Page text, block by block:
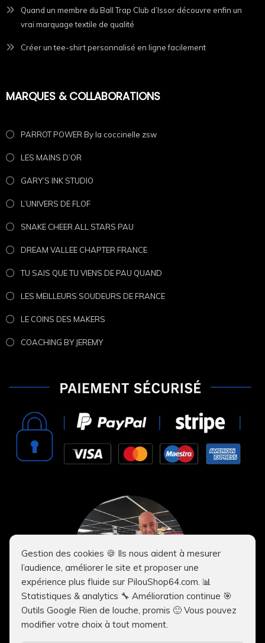
Gestion des cookies 🍪 Ils nous aident à mesurer
l’audience, améliorer le site et proposer une
expérience plus fluide sur PilouShop64.com. 📊
Statistiques & analytics 🔧 Amélioration continue 🎯
Outils Google Rien de louche, promis 🙂 Vous pouvez
modifier votre choix à tout moment.
• Blanc
Tailles : XS à 5XL
graphiques et descriptions présents sur cette fiche produit
la propriété intellectuelle.
Toute reproduction, extraction, adaptation, diffusion ou
sans autorisation écrite préalable de
reproduction non autorisée pourra faire l’objet d’une demande de
prévues par la législation en vigueur.
Quand un membre du Ball Trap Club d’Issor découvre enfin un
vrai marquage textile de qualité
Créer un tee-shirt personnalisé en ligne facilement
MARQUES & COLLABORATIONS
PARROT POWER By la coccinelle zsw
LES MAINS D’OR
GARY’S INK STUDIO
L’UNIVERS DE FLOF
SNAKE CHEER ALL STARS PAU
DREAM VALLEE CHAPTER FRANCE
TU SAIS QUE TU VIENS DE PAU QUAND
LES MEILLEURS SOUDEURS DE FRANCE
LE COINS DES MAKERS
COACHING BY JEREMY